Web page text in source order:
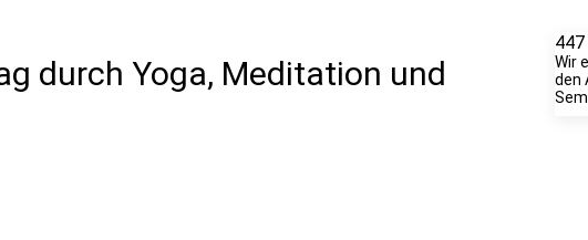
durch Yoga, Meditation und
Wir
den